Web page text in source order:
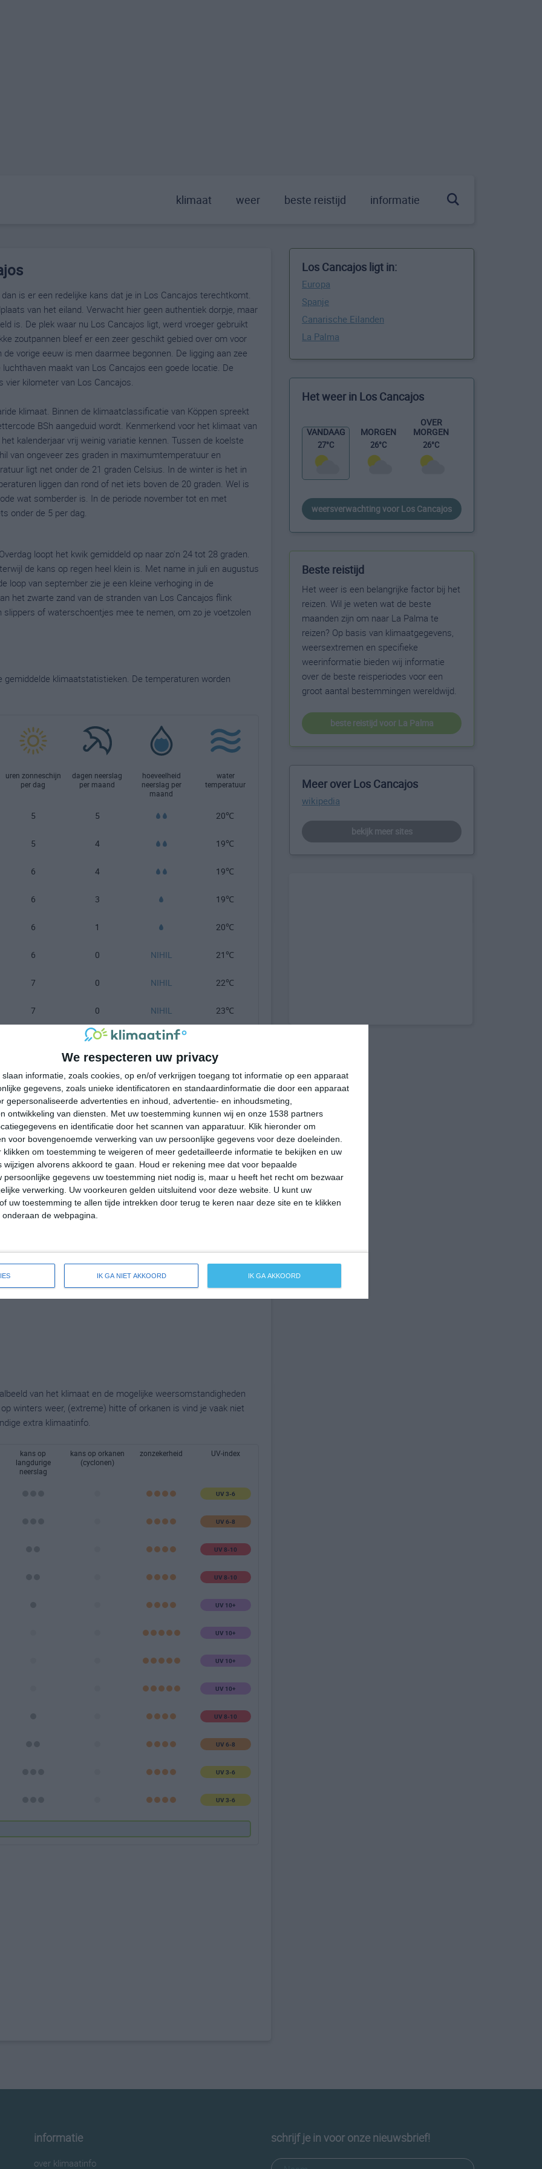
We respecteren uw privacy
slaan informatie, zoals cookies, op en/of verkrijgen toegang tot informatie op een apparaat
gegevens, zoals unieke identificatoren en standaardinformatie die door een apparaat
gepersonaliseerde advertenties en inhoud, advertentie- en inhoudsmeting,
ontwikkeling van diensten.
Met uw toestemming kunnen wij en onze 1538 partners
en identificatie door het scannen van apparatuur. Klik hieronder om
voor bovengenoemde verwerking van uw persoonlijke gegevens voor deze doeleinden.
klikken om toestemming te weigeren of meer gedetailleerde informatie te bekijken en uw
alvorens akkoord te gaan.
Houd er rekening mee dat voor bepaalde
persoonlijke gegevens uw toestemming niet nodig is, maar u heeft het recht om bezwaar
verwerking. Uw voorkeuren gelden uitsluitend voor deze website. U kunt uw
uw toestemming te allen tijde intrekken door terug te keren naar deze site en te klikken
de webpagina.
IK GA NIET AKKOORD IK GA AKKOORD
klimaat weer beste reistijd informatie
is er een redelijke kans dat je in Los Cancajos terechtkomt.
van het eiland. Verwacht hier geen authentiek dorpje, maar
is. De plek waar nu Los Cancajos ligt, werd vroeger gebruikt
zoutpannen bleef er een zeer geschikt gebied over om voor
vorige eeuw is men daarmee begonnen. De ligging aan zee
maakt van Los Cancajos een goede locatie. De
vier kilometer van Los Cancajos.
klimaat. Binnen de klimaatclassificatie van Köppen spreekt
BSh aangeduid wordt. Kenmerkend voor het klimaat van
kalenderjaar vrij weinig variatie kennen. Tussen de koelste
van ongeveer zes graden in maximumtemperatuur en
ligt net onder de 21 graden Celsius. In de winter is het in
liggen dan rond of net iets boven de 20 graden. Wel is
wat somberder is. In de periode november tot en met
onder de 5 per dag.
loopt het kwik gemiddeld op naar zo'n 24 tot 28 graden.
de kans op regen heel klein is. Met name in juli en augustus
loop van september zie je een kleine verhoging in de
het zwarte zand van de stranden van Los Cancajos flink
of waterschoentjes mee te nemen, om zo je voetzolen
klimaatstatistieken. De temperaturen worden
uren zonneschijn
per dag
dagen neerslag
per maand
hoeveelheid
neerslag per
maand
water
temperatuur
5 5 20℃
5 4 19℃
6 4 19℃
6 3 19℃
6 1 20℃
6 0 NIHIL 21℃
7 0 NIHIL 22℃
7 0 NIHIL 23℃
2
23℃
5 7 22℃
8 21℃
mm = |101-200 mm = |meer dan 200 mm =
van het klimaat en de mogelijke weersomstandigheden
winters weer, (extreme) hitte of orkanen is vind je vaak niet
extra klimaatinfo.
kans op
langdurige
neerslag
kans op orkanen
(cyclonen)
zonzekerheid UV-index
UV 3-6
UV 6-8
UV 8-10
UV 8-10
UV 10+
UV 10+
UV 10+
UV 10+
UV 8-10
UV 6-8
UV 3-6
UV 3-6
Los Cancajos ligt in:
Europa
Spanje
Canarische Eilanden
La Palma
Het weer in Los Cancajos
VANDAAG
27°C
MORGEN
26°C
OVER
MORGEN
26°C
weersverwachting voor Los Cancajos
Beste reistijd
Het weer is een belangrijke factor bij het
reizen. Wil je weten wat de beste
maanden zijn om naar La Palma te
reizen? Op basis van klimaatgegevens,
weersextremen en specifieke
weerinformatie bieden wij informatie
over de beste reisperiodes voor een
groot aantal bestemmingen wereldwijd.
beste reistijd voor La Palma
Meer over Los Cancajos
wikipedia
bekijk meer sites
informatie
over klimaatinfo
schrijf je in voor onze nieuwsbrief!